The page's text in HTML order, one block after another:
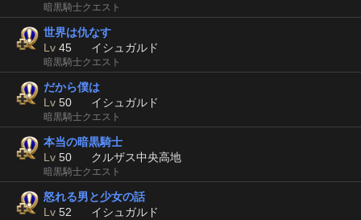
暗黒騎士クエスト
世界は仇なす
Lv 45 イシュガルド
暗黒騎士クエスト
だから僕は
Lv 50 イシュガルド
暗黒騎士クエスト
本当の暗黒騎士
Lv 50 クルザス中央高地
暗黒騎士クエスト
怒れる男と少女の話
Lv 52 イシュガルド